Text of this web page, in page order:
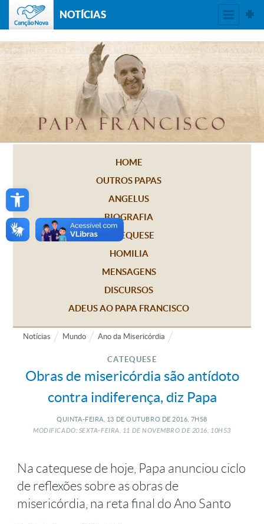
Open toolbar
NOTÍCIAS
HOME
OUTROS PAPAS
ANGELUS
BIOGRAFIA
CATEQUESE
HOMILIA
MENSAGENS
DISCURSOS
ADEUS AO PAPA FRANCISCO
Notícias Mundo Ano da Misericórdia
CATEQUESE
Obras de misericórdia são antídoto
contra indiferença, diz Papa
QUINTA-FEIRA, 13 DE OUTUBRO DE 2016, 7H58
MODIFICADO: SEXTA-FEIRA, 11 DENOVEMBRO DE 2016, 10H53
Na catequese de hoje, Papa anunciou ciclo
de reflexões sobre as obras de
misericórdia, na reta final do Ano Santo